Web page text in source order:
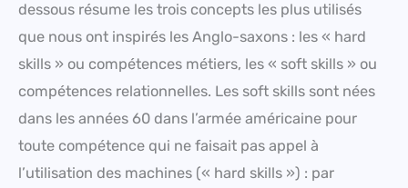
dessous résume les trois concepts les plus utilisés
que nous ont inspirés les Anglo-saxons : les « hard
skills » ou compétences métiers, les « soft skills » ou
compétences relationnelles. Les soft skills sont nées
dans les années 60 dans l’armée américaine pour
toute compétence qui ne faisait pas appel à
l’utilisation des machines (« hard skills ») : par